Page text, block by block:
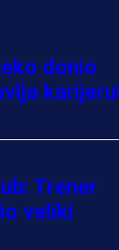
donio
Trener
veliki